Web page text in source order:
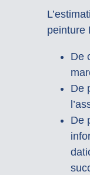
peinture
De
De
De